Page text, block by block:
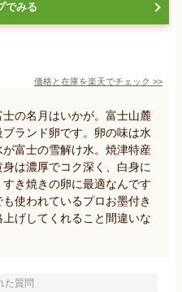
でみる
価格と在庫を楽天でチェック >>
の名月はいかが。富士山麓
ランド卵です。卵の味は水
富士の雪解け水。焼津特産
は濃厚でコク深く、白身に
き焼きの卵に最適なんです
使われているプロお墨付き
げしてくれること間違いな
た質問